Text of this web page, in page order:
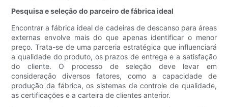
Pesquisa e seleção do parceiro de fábrica ideal
Encontrar a fábrica ideal de cadeiras de descanso para áreas
externas envolve mais do que apenas identificar o menor
preço. Trata-se de uma parceria estratégica que influenciará
a qualidade do produto, os prazos de entrega e a satisfação
do cliente. O processo de seleção deve levar em
consideração diversos fatores, como a capacidade de
produção da fábrica, os sistemas de controle de qualidade,
as certificações e a carteira de clientes anterior.